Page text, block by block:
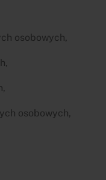
osobowych,
osobowych,